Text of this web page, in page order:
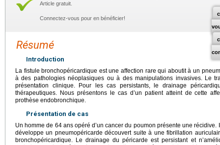
Article gratuit.
Connectez-vous pour en bénéficier!
Résumé
Introduction
La fistule bronchopéricardique est une affection rare qui aboutit à un
à des pathologies néoplasiques ou à des manipulations invasives. Le
présentation clinique. Pour les cas persistants, le drainage
thérapeutiques. Nous présentons le cas d’un patient atteint de cette
prothèse endobronchique.
Présentation de cas
Un homme de 64 ans opéré d’un cancer du poumon présente une
développe un pneumopéricarde découvert suite à une fibrillation
bronchopéricardique. Le drainage du péricarde est persistant et